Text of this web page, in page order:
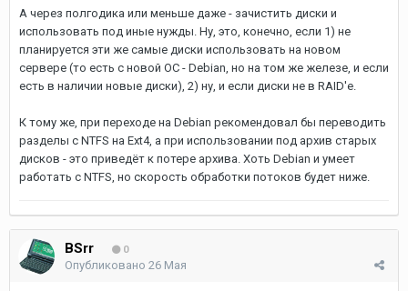
А через полгодика или меньше даже - зачистить диски и
использовать под иные нужды. Ну, это, конечно, если 1) не
планируется эти же самые диски использовать на новом
сервере (то есть с новой ОС - Debian, но на том же железе, и если
есть в наличии новые диски), 2) ну, и если диски не в RAID'е.
К тому же, при переходе на Debian рекомендовал бы переводить
разделы с NTFS на Ext4, а при использовании под архив старых
дисков - это приведёт к потере архива. Хоть Debian и умеет
работать с NTFS, но скорость обработки потоков будет ниже.
BSrr 0
Опубликовано 26 Мая